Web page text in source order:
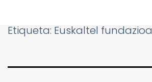
Etiqueta: Euskaltel fundazioa